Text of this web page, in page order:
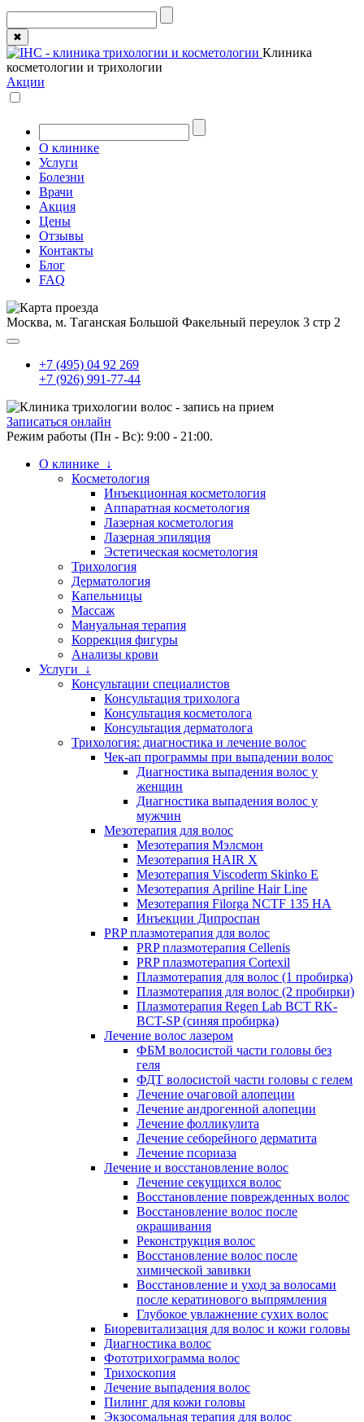
✖
Клиника
косметологии и трихологии
Акции
О клинике
Услуги
Болезни
Врачи
Акция
Цены
Отзывы
Контакты
Блог
FAQ
Москва, м. Таганская Большой Факельный переулок 3 стр 2
+7 (495) 04 92 269
+7 (926) 991-77-44
Записаться онлайн
Режим работы (Пн - Вс): 9:00 - 21:00.
О клинике ↓
Косметология
Инъекционная косметология
Аппаратная косметология
Лазерная косметология
Лазерная эпиляция
Эстетическая косметология
Трихология
Дерматология
Капельницы
Массаж
Мануальная терапия
Коррекция фигуры
Анализы крови
Услуги ↓
Консультации специалистов
Консультация трихолога
Консультация косметолога
Консультация дерматолога
Трихология: диагностика и лечение волос
Чек-ап программы при выпадении волос
Диагностика выпадения волос у
женщин
Диагностика выпадения волос у
мужчин
Мезотерапия для волос
Мезотерапия Мэлсмон
Мезотерапия HAIR X
Мезотерапия Viscoderm Skinko E
Мезотерапия Apriline Hair Line
Мезотерапия Filorga NCTF 135 HA
Инъекции Дипроспан
PRP плазмотерапия для волос
PRP плазмотерапия Cellenis
PRP плазмотерапия Cortexil
Плазмотерапия для волос (1 пробирка)
Плазмотерапия для волос (2 пробирки)
Плазмотерапия Regen Lab BCT RK-
BCT-SP (синяя пробирка)
Лечение волос лазером
ФБМ волосистой части головы без
геля
ФДТ волосистой части головы с гелем
Лечение очаговой алопеции
Лечение андрогенной алопеции
Лечение фолликулита
Лечение себорейного дерматита
Лечение псориаза
Лечение и восстановление волос
Лечение секущихся волос
Восстановление поврежденных волос
Восстановление волос после
окрашивания
Реконструкция волос
Восстановление волос после
химической завивки
Восстановление и уход за волосами
после кератинового выпрямления
Глубокое увлажнение сухих волос
Биоревитализация для волос и кожи головы
Диагностика волос
Фототрихограмма волос
Трихоскопия
Лечение выпадения волос
Пилинг для кожи головы
Экзосомальная терапия для волос